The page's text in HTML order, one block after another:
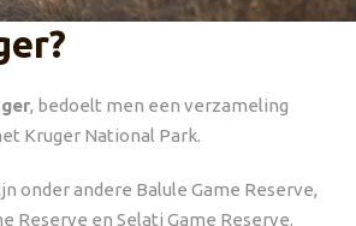
, bedoelt men een verzameling
Kruger National Park.
onder andere Balule Game Reserve,
Reserve en Selati Game Reserve.